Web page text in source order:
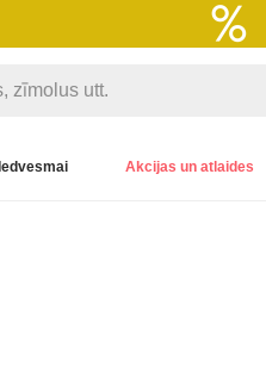
Iedvesmai Akcijas un atlaides